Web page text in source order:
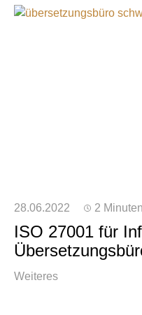
28.06.2022 2 Minuten
ISO 27001 für
Weiteres